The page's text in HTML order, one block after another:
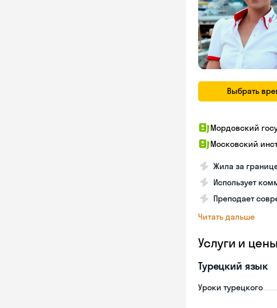
Выбрать
Мордовский
Московский
Жила за
Использует
Преподает
Читать дальше
Услуги и цены
Турецкий язык
Уроки турецкого